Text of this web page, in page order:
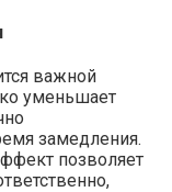
важной
уменьшает
замедления.
позволяет